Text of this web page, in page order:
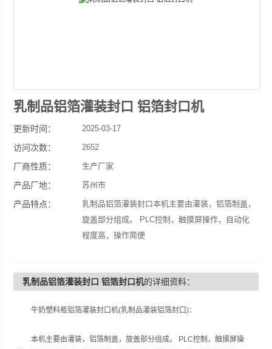
乳制品铝箔灌装封口 铝箔封口机
更新时间： 2025-03-17
访问次数： 2652
厂商性质： 生产厂家
产品厂地： 苏州市
产品特点：
乳制品铝箔灌装封口本机主要由灌装，铝箔制盖，
旋盖部分组成。 PLC控制，触摸屏操作，自动化
程度高，操作简便
乳制品铝箔灌装封口 铝箔封口机的详细资料：
牛奶塑料瓶铝箔灌装封口机(乳制品灌装铝箔封口)：
本机主要由灌装，铝箔制盖，旋盖部分组成。 PLC控制，触摸屏操